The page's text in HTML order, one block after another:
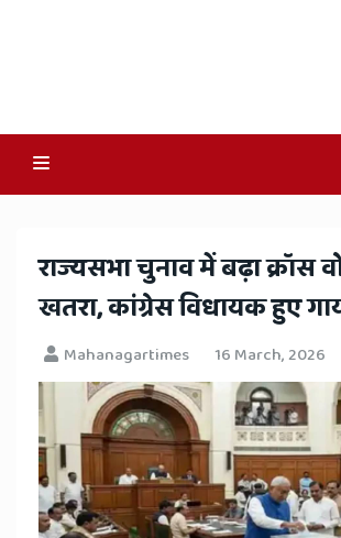
Hindi
News,
Hindi
Samachar,
Jaipur
Rajasthan
News
​राज्यसभा चुनाव में बढ़ा क्रॉस
खतरा, कांग्रेस विधायक हुए
Mahanagartimes 16 March, 2026